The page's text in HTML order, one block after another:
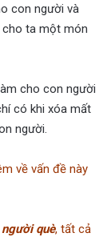
con người và
cho ta một món
cho con người
có khi xóa mất
người.
về vấn đề này
què, tất cả